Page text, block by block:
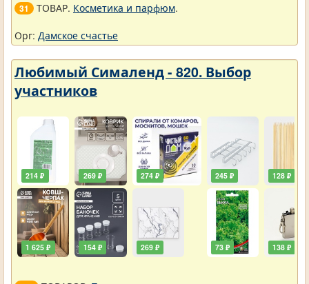
31 ТОВАР. Косметика и парфюм.
Орг: Дамское счастье
Любимый Сималенд - 820. Выбор
участников
214 ₽
1 625 ₽
269 ₽
154 ₽
274 ₽
269 ₽
245 ₽
73 ₽
128 ₽
138 ₽